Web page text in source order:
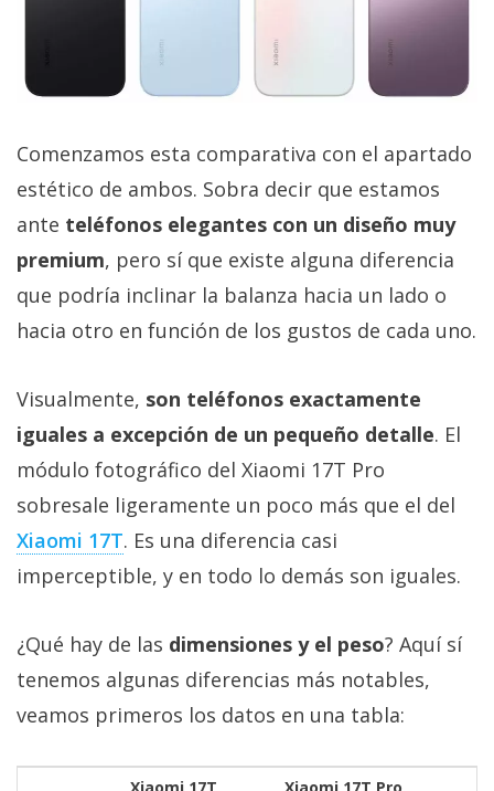
móviles,
ordenadores,
informática,
videojuegos,
comparativas,
tutoriales.
El Grupo
Informático
(CC) 2006-
2026.Algunos
Comenzamos esta comparativa con el apartado
estético de ambos. Sobra decir que estamos
ante teléfonos elegantes con un diseño muy
premium, pero sí que existe alguna diferencia
que podría inclinar la balanza hacia un lado o
hacia otro en función de los gustos de cada uno.
Visualmente, son teléfonos exactamente
iguales a excepción de un pequeño detalle. El
módulo fotográfico del Xiaomi 17T Pro
sobresale ligeramente un poco más que el del
Xiaomi 17T‎. Es una diferencia casi
imperceptible, y en todo lo demás son iguales.
¿Qué hay de las dimensiones y el peso? Aquí sí
tenemos algunas diferencias más notables,
veamos primeros los datos en una tabla: